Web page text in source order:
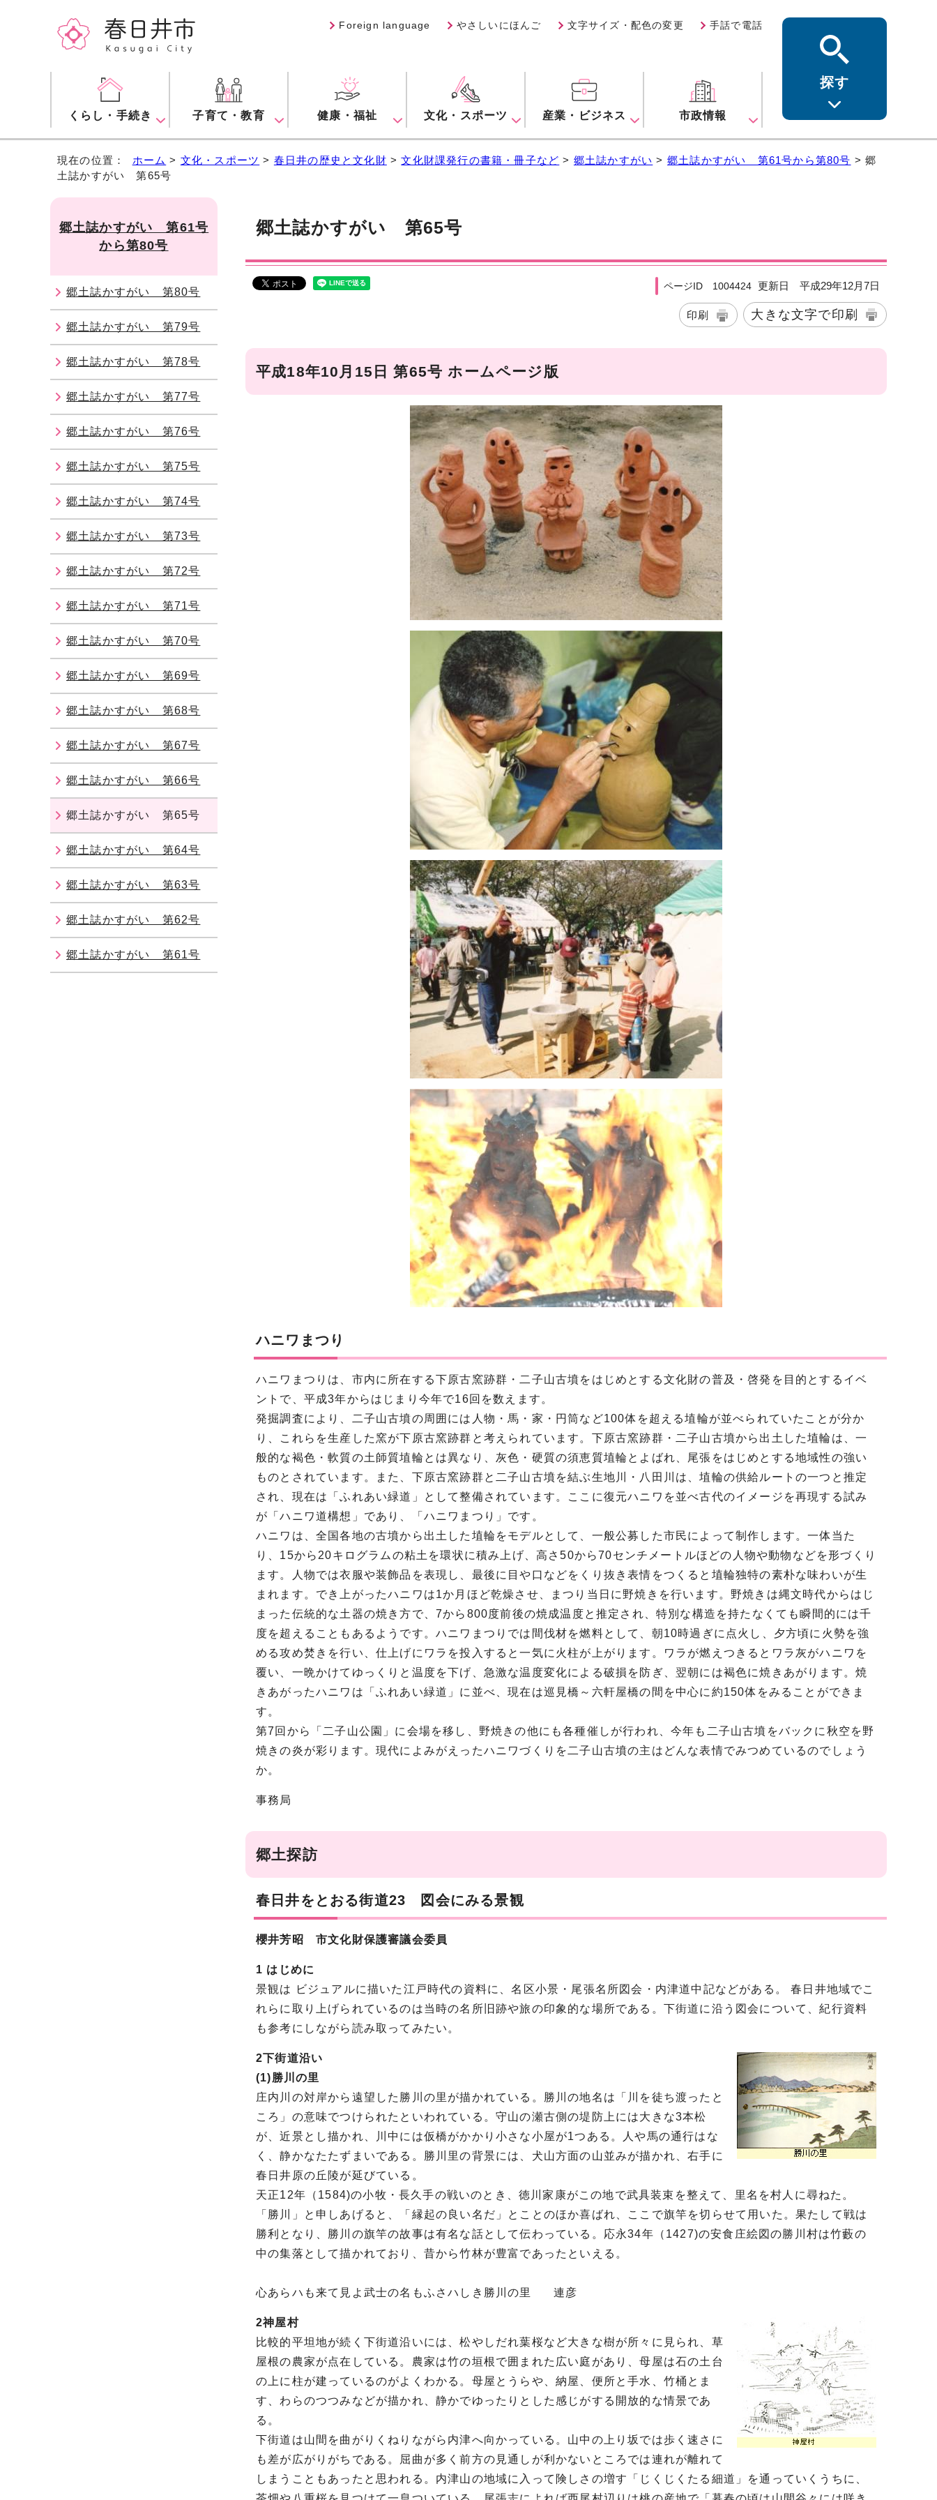
Foreign language やさしいにほんご 文字サイズ・配色の変更 手話で電話
くらし・手続き 子育て・教育 健康・福祉 文化・スポーツ 産業・ビジネス 市政情報
探す
現在の位置： ホーム > 文化・スポーツ > 春日井の歴史と文化財 >文化財課発行の書籍・冊子など > 郷土誌かすがい > 郷土誌かすがい 第61号から第80号 > 郷
土誌かすがい 第65号
郷土誌かすがい 第65号
ページID 1004424 更新日 平成29年12月7日
印刷 大きな文字で印刷
平成18年10月15日 第65号 ホームページ版
ハニワまつり
ハニワまつりは、市内に所在する下原古窯跡群・二子山古墳をはじめとする文化財の普及・啓発を目的とするイベ
ントで、平成3年からはじまり今年で16回を数えます。
発掘調査により、二子山古墳の周囲には人物・馬・家・円筒など100体を超える埴輪が並べられていたことが分か
り、これらを生産した窯が下原古窯跡群と考えられています。下原古窯跡群・二子山古墳から出土した埴輪は、一
般的な褐色・軟質の土師質埴輪とは異なり、灰色・硬質の須恵質埴輪とよばれ、尾張をはじめとする地域性の強い
ものとされています。また、下原古窯跡群と二子山古墳を結ぶ生地川・八田川は、埴輪の供給ルートの一つと推定
され、現在は「ふれあい緑道」として整備されています。ここに復元ハニワを並べ古代のイメージを再現する試み
が「ハニワ道構想」であり、「ハニワまつり」です。
ハニワは、全国各地の古墳から出土した埴輪をモデルとして、一般公募した市民によって制作します。一体当た
り、15から20キログラムの粘土を環状に積み上げ、高さ50から70センチメートルほどの人物や動物などを形づくり
ます。人物では衣服や装飾品を表現し、最後に目や口などをくり抜き表情をつくると埴輪独特の素朴な味わいが生
まれます。でき上がったハニワは1か月ほど乾燥させ、まつり当日に野焼きを行います。野焼きは縄文時代からはじ
まった伝統的な土器の焼き方で、7から800度前後の焼成温度と推定され、特別な構造を持たなくても瞬間的には千
度を超えることもあるようです。ハニワまつりでは間伐材を燃料として、朝10時過ぎに点火し、夕方頃に火勢を強
める攻め焚きを行い、仕上げにワラを投入すると一気に火柱が上がります。ワラが燃えつきるとワラ灰がハニワを
覆い、一晩かけてゆっくりと温度を下げ、急激な温度変化による破損を防ぎ、翌朝には褐色に焼きあがります。焼
きあがったハニワは「ふれあい緑道」に並べ、現在は巡見橋～六軒屋橋の間を中心に約150体をみることができま
す。
第7回から「二子山公園」に会場を移し、野焼きの他にも各種催しが行われ、今年も二子山古墳をバックに秋空を野
焼きの炎が彩ります。現代によみがえったハニワづくりを二子山古墳の主はどんな表情でみつめているのでしょう
か。
事務局
郷土探訪
春日井をとおる街道23 図会にみる景観
櫻井芳昭 市文化財保護審議会委員
1 はじめに
景観は ビジュアルに描いた江戸時代の資料に、名区小景・尾張名所図会・内津道中記などがある。 春日井地域でこ
れらに取り上げられているのは当時の名所旧跡や旅の印象的な場所である。下街道に沿う図会について、紀行資料
も参考にしながら読み取ってみたい。
2下街道沿い
(1)勝川の里
庄内川の対岸から遠望した勝川の里が描かれている。勝川の地名は「川を徒ち渡ったと
ころ」の意味でつけられたといわれている。守山の瀬古側の堤防上には大きな3本松
が、近景とし描かれ、川中には仮橋がかかり小さな小屋が1つある。人や馬の通行はな
く、静かなたたずまいである。勝川里の背景には、犬山方面の山並みが描かれ、右手に
春日井原の丘陵が延びている。
天正12年（1584)の小牧・長久手の戦いのとき、徳川家康がこの地で武具装束を整えて、里名を村人に尋ねた。
「勝川」と申しあげると、「縁起の良い名だ」とことのほか喜ばれ、ここで旗竿を切らせて用いた。果たして戦は
勝利となり、勝川の旗竿の故事は有名な話として伝わっている。応永34年（1427)の安食庄絵図の勝川村は竹藪の
中の集落として描かれており、昔から竹林が豊富であったといえる。
心あらハも来て見よ武士の名もふさハしき勝川の里 連彦
2神屋村
比較的平坦地が続く下街道沿いには、松やしだれ葉桜など大きな樹が所々に見られ、草
屋根の農家が点在している。農家は竹の垣根で囲まれた広い庭があり、母屋は石の土台
の上に柱が建っているのがよくわかる。母屋とうらや、納屋、便所と手水、竹桶とま
す、わらのつつみなどが描かれ、静かでゆったりとした感じがする開放的な情景であ
る。
下街道は山間を曲がりくねりながら内津へ向かっている。山中の上り坂では歩く速さに
も差が広がりがちである。屈曲が多く前方の見通しが利かないところでは連れが離れて
しまうこともあったと思われる。内津山の地域に入って険しさの増す「じくじくたる細道」を通っていくうちに、
郷土誌かすがい 第61号
から第80号
郷土誌かすがい 第80号
郷土誌かすがい 第79号
郷土誌かすがい 第78号
郷土誌かすがい 第77号
郷土誌かすがい 第76号
郷土誌かすがい 第75号
郷土誌かすがい 第74号
郷土誌かすがい 第73号
郷土誌かすがい 第72号
郷土誌かすがい 第71号
郷土誌かすがい 第70号
郷土誌かすがい 第69号
郷土誌かすがい 第68号
郷土誌かすがい 第67号
郷土誌かすがい 第66号
郷土誌かすがい 第65号
郷土誌かすがい 第64号
郷土誌かすがい 第63号
郷土誌かすがい 第62号
郷土誌かすがい 第61号